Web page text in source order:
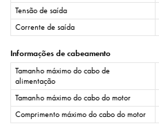
Tensão de saída
Corrente de saída
Informações de cabeamento
Tamanho máximo do cabo de
alimentação
Tamanho máximo do cabo do motor
Comprimento máximo do cabo do motor